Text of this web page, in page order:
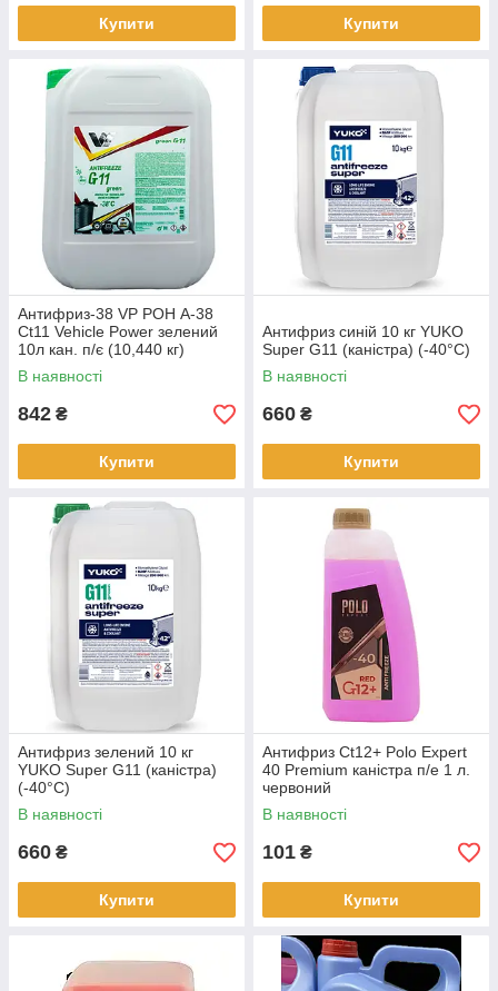
Купити Купити
Антифриз-38 VP РОН А-38
Ct11 Vehicle Power зелений
10л кан. п/є (10,440 кг)
В наявності
842 ₴
Купити
Антифриз синій 10 кг YUKO
Super G11 (каністра) (-40°C)
В наявності
660 ₴
Купити
Антифриз зелений 10 кг
YUKO Super G11 (каністра)
(-40°C)
В наявності
660 ₴
Купити
Антифриз Сt12+ Polo Expert
40 Premium каністра п/е 1 л.
червоний
В наявності
101 ₴
Купити